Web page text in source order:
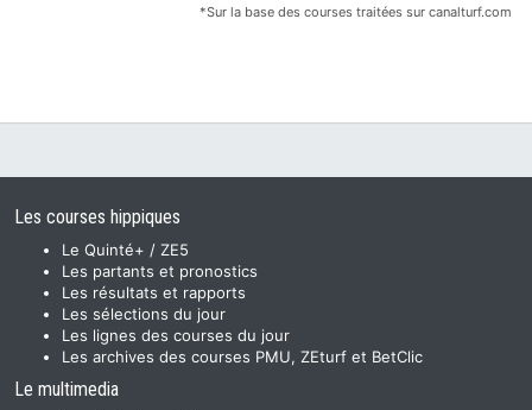
*Sur la base des courses traitées sur canalturf.com
Les courses hippiques
Le Quinté+ / ZE5
Les partants et pronostics
Les résultats et rapports
Les sélections du jour
Les lignes des courses du jour
Les archives des courses PMU, ZEturf et BetClic
Le multimedia